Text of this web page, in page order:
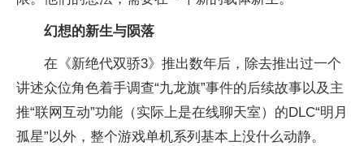
幻想的新生与陨落
在《新绝代双骄3》推出数年后，除去推出过一个
讲述众位角色着手调查“九龙旗”事件的后续故事以及主
推“联网互动”功能（实际上是在线聊天室）的DLC“明月
孤星”以外，整个游戏单机系列基本上没什么动静。